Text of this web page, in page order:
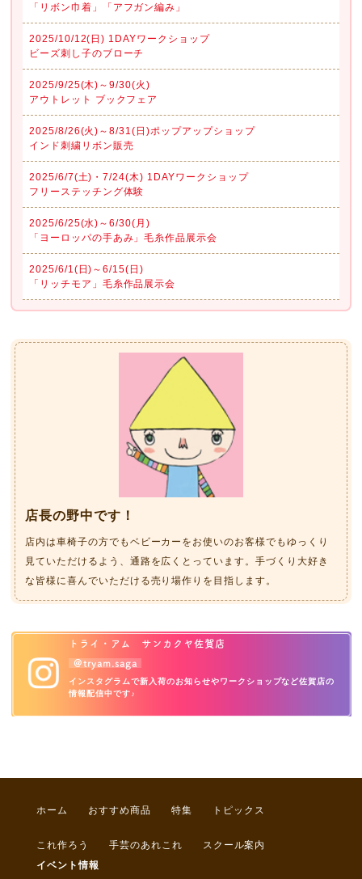
「リボン巾着」「アフガン編み」
2025/10/12(日) 1DAYワークショップ
ビーズ刺し子のブローチ
2025/9/25(木)～9/30(火)
アウトレット ブックフェア
2025/8/26(火)～8/31(日)ポップアップショップ
インド刺繍リボン販売
2025/6/7(土)・7/24(木) 1DAYワークショップ
フリーステッチング体験
2025/6/25(水)～6/30(月)
「ヨーロッパの手あみ」毛糸作品展示会
2025/6/1(日)～6/15(日)
「リッチモア」毛糸作品展示会
店長の野中です！
店内は車椅子の方でもベビーカーをお使いのお客様でもゆっくり
見ていただけるよう、通路を広くとっています。手づくり大好き
な皆様に喜んでいただける売り場作りを目指します。
トライ・アム サンカクヤ佐賀店
＠tryam.saga
インスタグラムで新入荷のお知らせやワークショップなど佐賀店の
情報配信中です♪
ホーム おすすめ商品 特集 トピックス
これ作ろう 手芸のあれこれ
スクール案内
イベント情報